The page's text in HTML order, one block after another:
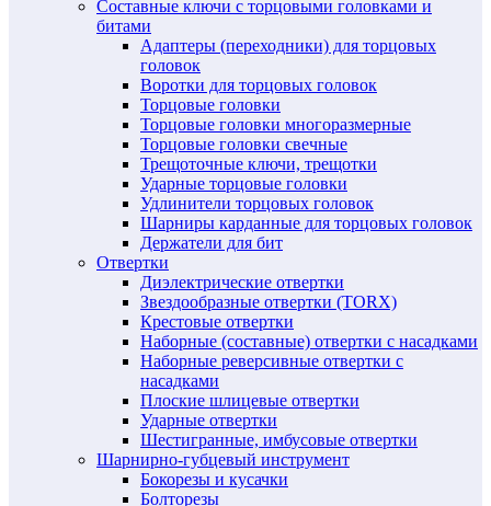
Составные ключи с торцовыми головками и
битами
Адаптеры (переходники) для торцовых
головок
Воротки для торцовых головок
Торцовые головки
Торцовые головки многоразмерные
Торцовые головки свечные
Трещоточные ключи, трещотки
Ударные торцовые головки
Удлинители торцовых головок
Шарниры карданные для торцовых головок
Держатели для бит
Отвертки
Диэлектрические отвертки
Звездообразные отвертки (TORX)
Крестовые отвертки
Наборные (составные) отвертки с насадками
Наборные реверсивные отвертки с
насадками
Плоские шлицевые отвертки
Ударные отвертки
Шестигранные, имбусовые отвертки
Шарнирно-губцевый инструмент
Бокорезы и кусачки
Болторезы